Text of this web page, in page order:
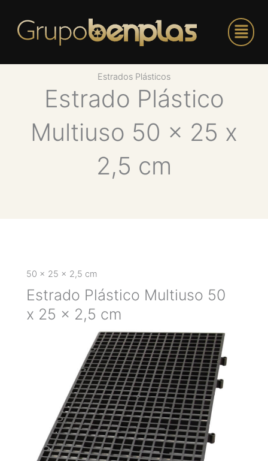
Menu
Estrados Plásticos
Estrado Plástico
Multiuso 50 x 25 x
2,5 cm
50 x 25 x 2,5 cm
Estrado Plástico Multiuso 50
x 25 x 2,5 cm